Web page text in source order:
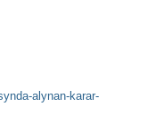
alynan-karar-